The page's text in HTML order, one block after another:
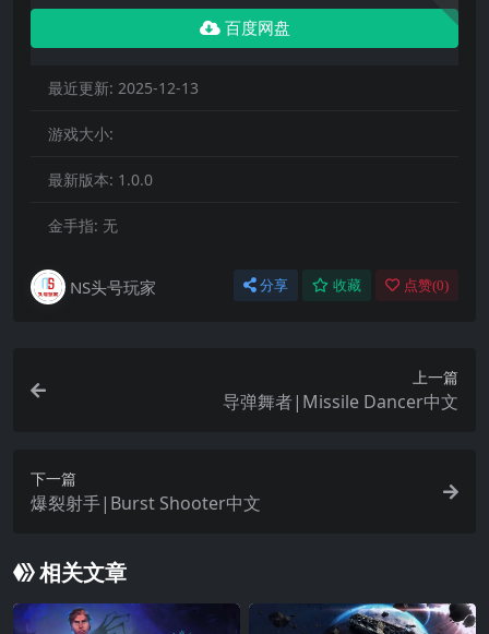
百度网盘
最近更新: 2025-12-13
游戏大小:
最新版本: 1.0.0
金手指: 无
NS头号玩家 分享 收藏 点赞(0)
上一篇
导弹舞者|Missile Dancer中文
下一篇
爆裂射手|Burst Shooter中文
相关文章